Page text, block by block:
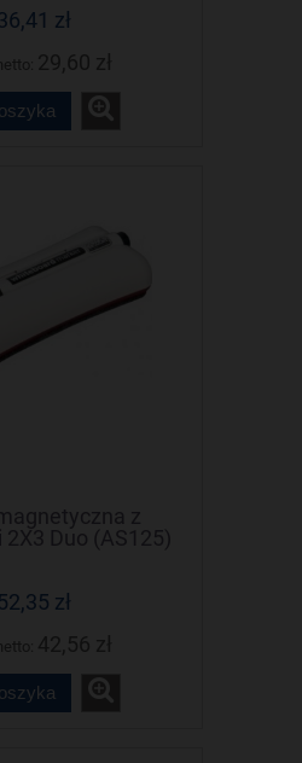
zł
z
2X3 Duo (AS125)
52,35 zł